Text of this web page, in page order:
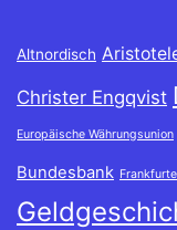
Altnordisch
Christer Engqvist
Europäische Währungsunion
Bundesbank